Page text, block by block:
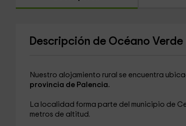
Descripción de Océano Verde
Nuestro alojamiento rural se encuentra
provincia de Palencia.
La localidad forma parte del municipio de
metros de altitud.